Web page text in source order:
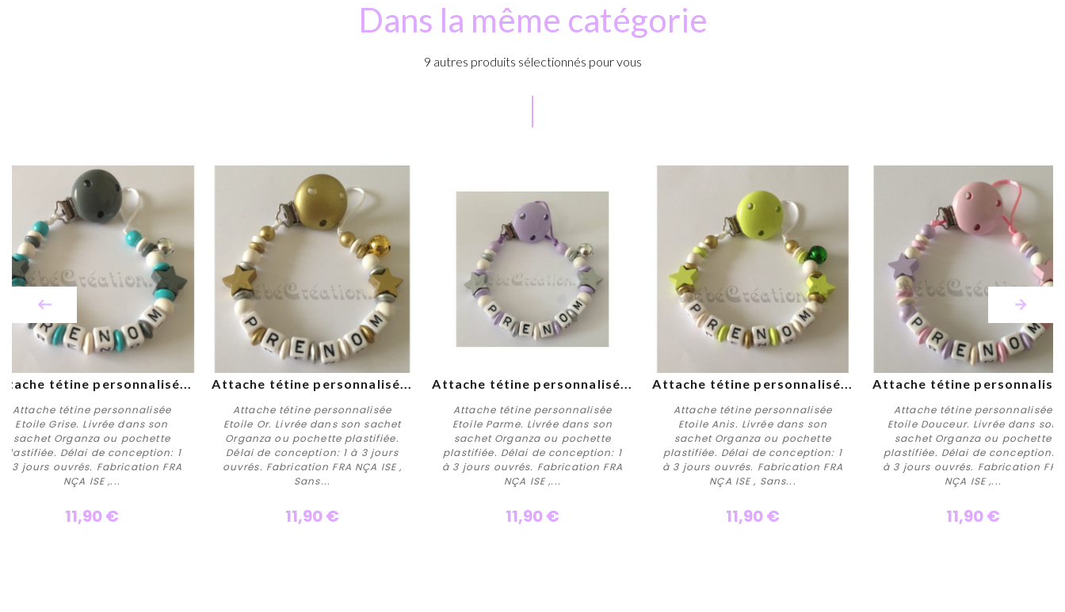
Dans la même catégorie
9 autres produits sélectionnés pour vous
Personnaliser
tétine personnalisé...
Attache tétine personnalisée
Etoile Grise. Livrée dans son
sachet Organza ou pochette
plastifiée. Délai de conception: 1
à 3 jours ouvrés. Fabrication FRA
NÇA ISE ,...
11,90 €
Personnaliser
Attache tétine personnalisé...
Attache tétine personnalisée
Etoile Or. Livrée dans son sachet
Organza ou pochette plastifiée.
Délai de conception: 1 à 3 jours
ouvrés. Fabrication FRA NÇA ISE ,
Sans...
11,90 €
Personnaliser
Attache tétine personnalisé...
Attache tétine personnalisée
Etoile Parme. Livrée dans son
sachet Organza ou pochette
plastifiée. Délai de conception: 1
à 3 jours ouvrés. Fabrication FRA
NÇA ISE ,...
11,90 €
Personnaliser
Attache tétine personnalisé...
Attache tétine personnalisée
Etoile Anis. Livrée dans son
sachet Organza ou pochette
plastifiée. Délai de conception: 1
à 3 jours ouvrés. Fabrication FRA
NÇA ISE , Sans...
11,90 €
Personnaliser
Attache tétine
Attache tétine personnalisée
Etoile Douceur. Livrée dans son
sachet Organza ou pochette
plastifiée. Délai de conception: 1
à 3 jours ouvrés. Fabrication FRA
NÇA ISE ,...
11,90 €